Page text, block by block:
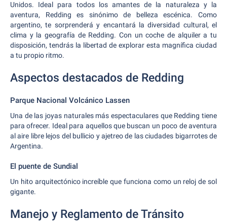
Unidos. Ideal para todos los amantes de la naturaleza y la
aventura, Redding es sinónimo de belleza escénica. Como
argentino, te sorprenderá y encantará la diversidad cultural, el
clima y la geografía de Redding. Con un coche de alquiler a tu
disposición, tendrás la libertad de explorar esta magnífica ciudad
a tu propio ritmo.
Aspectos destacados de Redding
Parque Nacional Volcánico Lassen
Una de las joyas naturales más espectaculares que Redding tiene
para ofrecer. Ideal para aquellos que buscan un poco de aventura
al aire libre lejos del bullicio y ajetreo de las ciudades bigarrotes de
Argentina.
El puente de Sundial
Un hito arquitectónico increíble que funciona como un reloj de sol
gigante.
Manejo y Reglamento de Tránsito